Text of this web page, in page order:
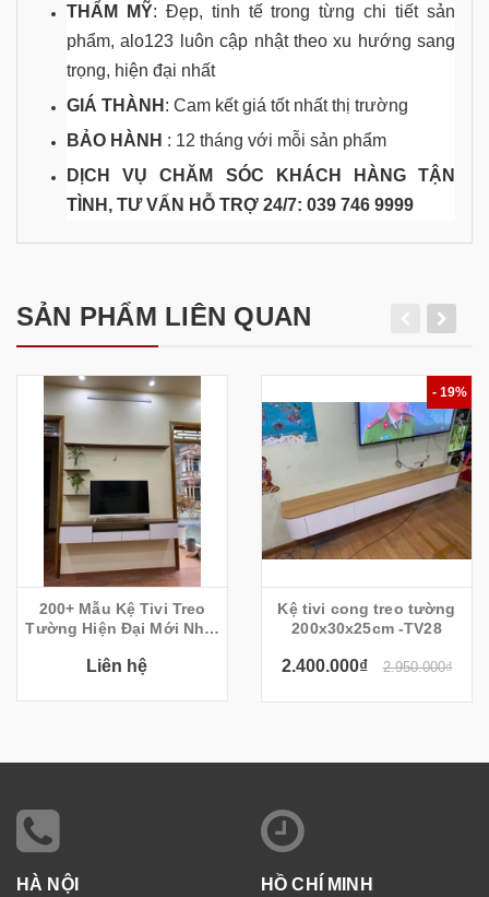
THẨM MỸ: Đẹp, tinh tế trong từng chi tiết sản
phẩm, alo123 luôn cập nhật theo xu hướng sang
trọng, hiện đại nhất
GIÁ THÀNH : Cam kết giá tốt nhất thị trường
BẢO HÀNH : 12 tháng với mỗi sản phẩm
DỊCH VỤ CHĂM SÓC KHÁCH HÀNG TẬN
TÌNH, TƯ VẤN HỖ TRỢ 24/7: 039 746 9999
SẢN PHẨM LIÊN QUAN
200+ Mẫu Kệ Tivi Treo
Tường Hiện Đại Mới Nhất
Liên hệ
- 19%
Kệ tivi cong treo tường
200x30x25cm -TV28
2.400.000₫ 2.950.000₫
HÀ NỘI HỒ CHÍ MINH